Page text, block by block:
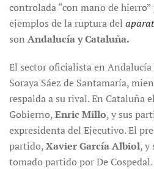
controlada “con mano de hierro”
ejemplos de la ruptura del
son Andalucía y Cataluña.
El sector oficialista en
Soraya Sáez de Santamaría,
respalda a su rival. En Cataluña
Gobierno,Enric Millo, y sus
expresidenta del Ejecutivo. El
partido,Xavier García Albiol, y
tomado partido por De Cospedal.